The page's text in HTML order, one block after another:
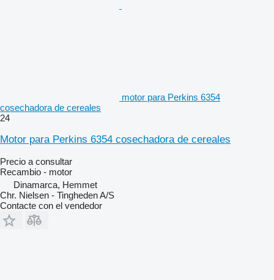
motor para Perkins 6354
cosechadora de cereales
24
Motor para Perkins 6354 cosechadora de cereales
Precio a consultar
Recambio - motor
Dinamarca, Hemmet
Chr. Nielsen - Tingheden A/S
Contacte con el vendedor